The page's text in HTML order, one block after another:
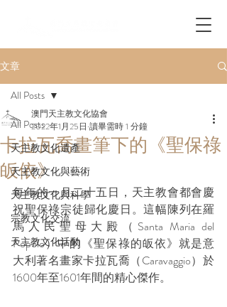
文章
All Posts
天主教文化遺產
天主教文化與藝術
天主教文化與科學
宗教文化交流
天主教文化活動
All Posts
卡拉瓦喬畫筆下的《聖保祿
皈依》
澳門天主教文化協會
2022年1月25日 讀畢需時 1 分鐘
每年的一月二十五日，天主教會都會慶
祝聖保祿宗徒歸化慶日。這幅陳列在羅
馬人民聖母大殿（Santa Maria del
Popolo）中的《聖保祿的皈依》就是意
大利著名畫家卡拉瓦喬（Caravaggio）於
1600年至1601年間的精心傑作。